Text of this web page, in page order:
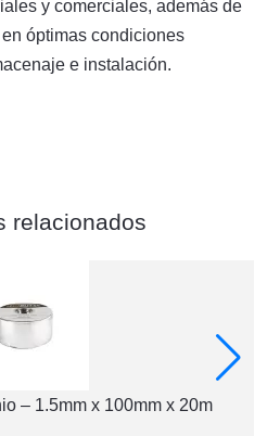
y comerciales, además de
óptimas condiciones
e instalación.
relacionados
– 1.5mm x 100mm x 20m